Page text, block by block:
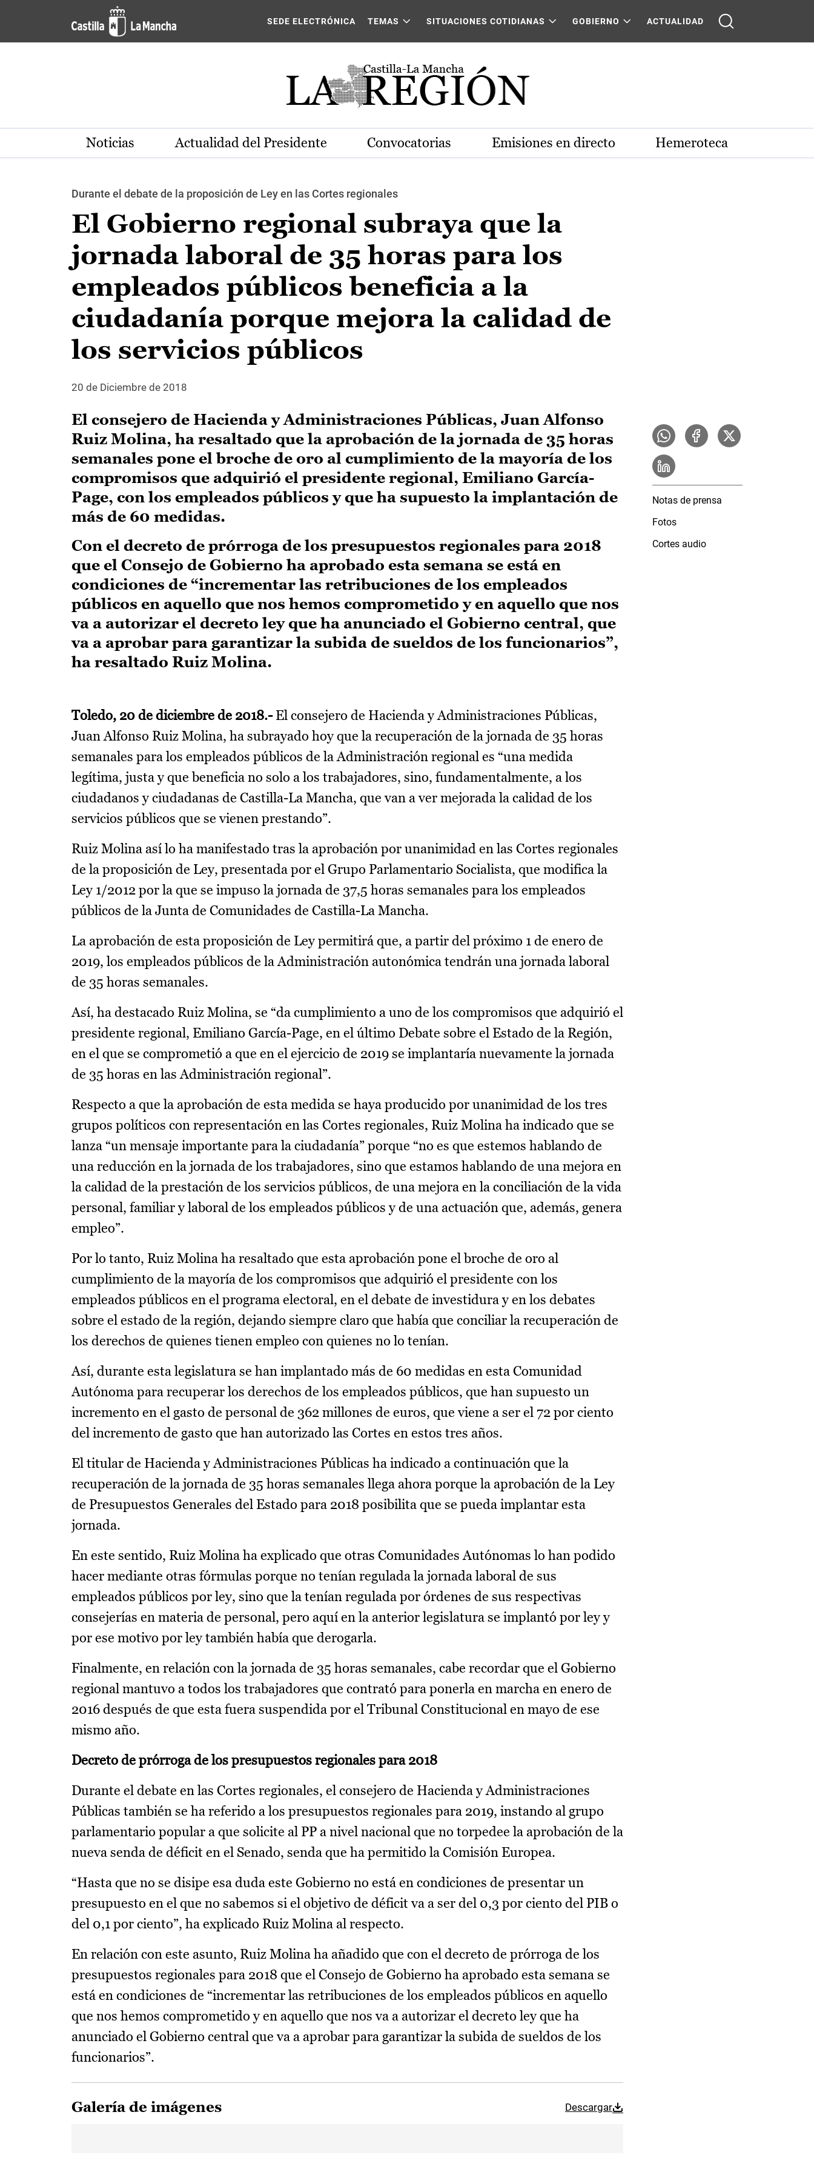
Pasar al contenido principal
SEDE ELECTRÓNICA TEMAS SITUACIONES COTIDIANAS GOBIERNO ACTUALIDAD
Noticias Actualidad del Presidente Convocatorias Emisiones en directo Hemeroteca
Durante el debate de la proposición de Ley en las Cortes regionales
El Gobierno regional subraya que la
jornada laboral de 35 horas para los
empleados públicos beneficia a la
ciudadanía porque mejora la calidad de
los servicios públicos
20 de Diciembre de 2018
El consejero de Hacienda y Administraciones Públicas, Juan Alfonso
Ruiz Molina, ha resaltado que la aprobación de la jornada de 35 horas
semanales pone el broche de oro al cumplimiento de la mayoría de los
compromisos que adquirió el presidente regional, Emiliano García-
Page, con los empleados públicos y que ha supuesto la implantación de
más de 60 medidas.
Con el decreto de prórroga de los presupuestos regionales para 2018
que el Consejo de Gobierno ha aprobado esta semana se está en
condiciones de “incrementar las retribuciones de los empleados
públicos en aquello que nos hemos comprometido y en aquello que nos
va a autorizar el decreto ley que ha anunciado el Gobierno central, que
va a aprobar para garantizar la subida de sueldos de los funcionarios”,
ha resaltado Ruiz Molina.
Toledo, 20 de diciembre de 2018.-El consejero de Hacienda y Administraciones Públicas,
Juan Alfonso Ruiz Molina, ha subrayado hoy que la recuperación de la jornada de 35 horas
semanales para los empleados públicos de la Administración regional es “una medida
legítima, justa y que beneficia no solo a los trabajadores, sino, fundamentalmente, a los
ciudadanos y ciudadanas de Castilla-La Mancha, que van a ver mejorada la calidad de los
servicios públicos que se vienen prestando”.
Ruiz Molina así lo ha manifestado tras la aprobación por unanimidad en las Cortes regionales
de la proposición de Ley, presentada por el Grupo Parlamentario Socialista, que modifica la
Ley 1/2012 por la que se impuso la jornada de 37,5 horas semanales para los empleados
públicos de la Junta de Comunidades de Castilla-La Mancha.
La aprobación de esta proposición de Ley permitirá que, a partir del próximo 1 de enero de
2019, los empleados públicos de la Administración autonómica tendrán una jornada laboral
de 35 horas semanales.
Así, ha destacado Ruiz Molina, se “da cumplimiento a uno de los compromisos que adquirió el
presidente regional, Emiliano García-Page, en el último Debate sobre el Estado de la Región,
en el que se comprometió a que en el ejercicio de 2019 se implantaría nuevamente la jornada
de 35 horas en las Administración regional”.
Respecto a que la aprobación de esta medida se haya producido por unanimidad de los tres
grupos políticos con representación en las Cortes regionales, Ruiz Molina ha indicado que se
lanza “un mensaje importante para la ciudadanía” porque “no es que estemos hablando de
una reducción en la jornada de los trabajadores, sino que estamos hablando de una mejora en
la calidad de la prestación de los servicios públicos, de una mejora en la conciliación de la vida
personal, familiar y laboral de los empleados públicos y de una actuación que, además, genera
empleo”.
Por lo tanto, Ruiz Molina ha resaltado que esta aprobación pone el broche de oro al
cumplimiento de la mayoría de los compromisos que adquirió el presidente con los
empleados públicos en el programa electoral, en el debate de investidura y en los debates
sobre el estado de la región, dejando siempre claro que había que conciliar la recuperación de
los derechos de quienes tienen empleo con quienes no lo tenían.
Así, durante esta legislatura se han implantado más de 60 medidas en esta Comunidad
Autónoma para recuperar los derechos de los empleados públicos, que han supuesto un
incremento en el gasto de personal de 362 millones de euros, que viene a ser el 72 por ciento
del incremento de gasto que han autorizado las Cortes en estos tres años.
El titular de Hacienda y Administraciones Públicas ha indicado a continuación que la
recuperación de la jornada de 35 horas semanales llega ahora porque la aprobación de la Ley
de Presupuestos Generales del Estado para 2018 posibilita que se pueda implantar esta
jornada.
En este sentido, Ruiz Molina ha explicado que otras Comunidades Autónomas lo han podido
hacer mediante otras fórmulas porque no tenían regulada la jornada laboral de sus
empleados públicos por ley, sino que la tenían regulada por órdenes de sus respectivas
consejerías en materia de personal, pero aquí en la anterior legislatura se implantó por ley y
por ese motivo por ley también había que derogarla.
Finalmente, en relación con la jornada de 35 horas semanales, cabe recordar que el Gobierno
regional mantuvo a todos los trabajadores que contrató para ponerla en marcha en enero de
2016 después de que esta fuera suspendida por el Tribunal Constitucional en mayo de ese
mismo año.
Decreto de prórroga de los presupuestos regionales para 2018
Durante el debate en las Cortes regionales, el consejero de Hacienda y Administraciones
Públicas también se ha referido a los presupuestos regionales para 2019, instando al grupo
parlamentario popular a que solicite al PP a nivel nacional que no torpedee la aprobación de la
nueva senda de déficit en el Senado, senda que ha permitido la Comisión Europea.
“Hasta que no se disipe esa duda este Gobierno no está en condiciones de presentar un
presupuesto en el que no sabemos si el objetivo de déficit va a ser del 0,3 por ciento del PIB o
del 0,1 por ciento”, ha explicado Ruiz Molina al respecto.
En relación con este asunto, Ruiz Molina ha añadido que con el decreto de prórroga de los
presupuestos regionales para 2018 que el Consejo de Gobierno ha aprobado esta semana se
está en condiciones de “incrementar las retribuciones de los empleados públicos en aquello
que nos hemos comprometido y en aquello que nos va a autorizar el decreto ley que ha
anunciado el Gobierno central que va a aprobar para garantizar la subida de sueldos de los
funcionarios”.
Galería de imágenes Descargar
Notas de prensa
Fotos
Cortes audio